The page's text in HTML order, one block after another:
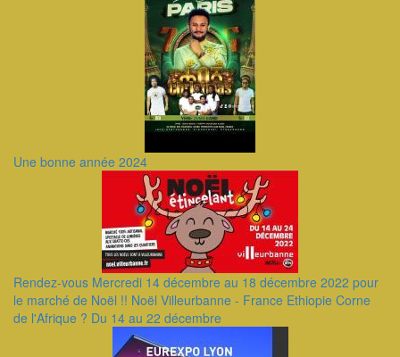
Une bonne année 2024
Rendez-vous Mercredi 14 décembre au 18 décembre 2022 pour
le marché de Noël !! Noël Villeurbanne - France Ethiopie Corne
de l'Afrique ? Du 14 au 22 décembre